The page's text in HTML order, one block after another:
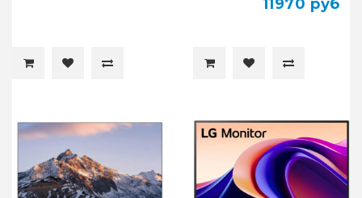
11970 руб